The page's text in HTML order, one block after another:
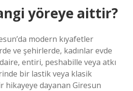
yöreye aittir?
modern kıyafetler
ve şehirlerde, kadınlar evde
entiri, peshabille veya atkı
bir lastik veya klasik
hikayeye dayanan Giresun